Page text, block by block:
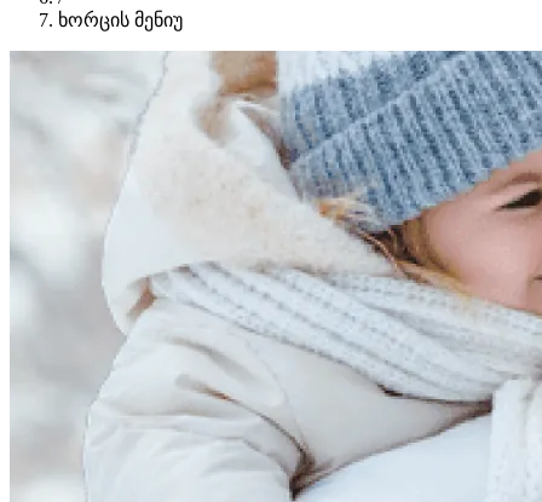
ხორცის მენიუ